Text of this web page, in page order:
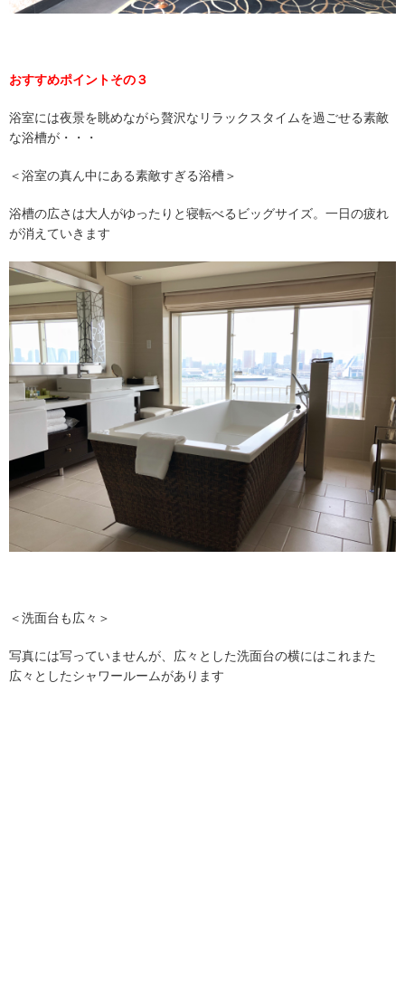
おすすめポイントその３
浴室には夜景を眺めながら贅沢なリラックスタイムを過ごせる素敵
な浴槽が・・・
＜浴室の真ん中にある素敵すぎる浴槽＞
浴槽の広さは大人がゆったりと寝転べるビッグサイズ。一日の疲れ
が消えていきます
＜洗面台も広々＞
写真には写っていませんが、広々とした洗面台の横にはこれまた
広々としたシャワールームがあります